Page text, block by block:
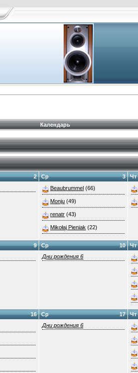
Календарь
2 3
Ср
Beaubrummel (66)
Monju (49)
renatr (43)
Mikołaj Pieniak (22)
Чт
9 10
Ср
Дни рождения 6
Чт
16 17
Ср
Дни рождения 6
Чт